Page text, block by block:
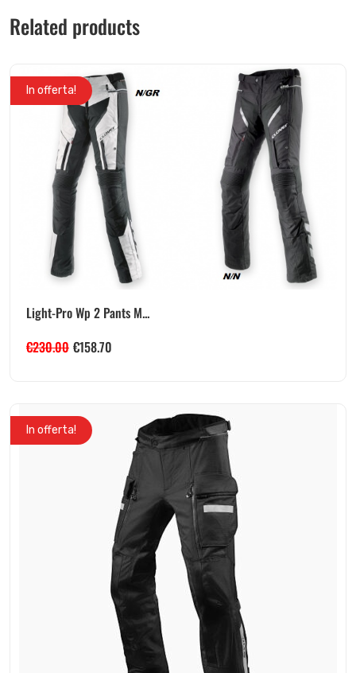
Related products
In offerta!
Light-Pro Wp 2 Pants M...
€230.00 €158.70
In offerta!